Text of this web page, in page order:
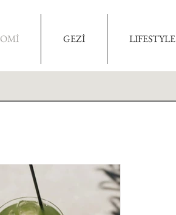
GEZİ LIFESTYLE